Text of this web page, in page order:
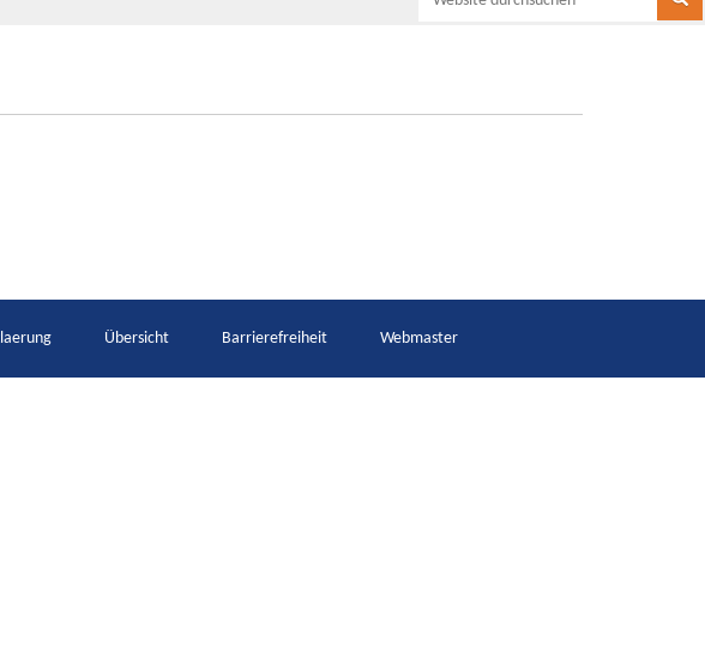
Übersicht Barrierefreiheit Webmaster